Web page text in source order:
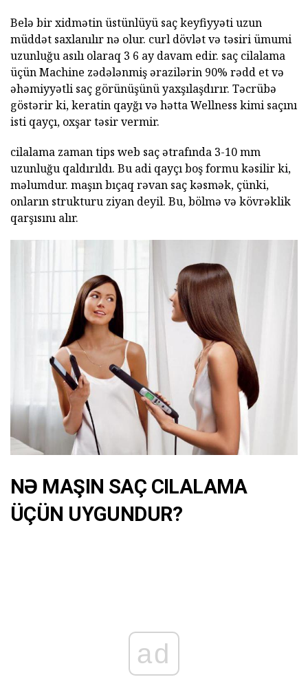
Belə bir xidmətin üstünlüyü saç keyfiyyəti uzun
müddət saxlanılır nə olur. curl dövlət və təsiri ümumi
uzunluğu asılı olaraq 3 6 ay davam edir. saç cilalama
üçün Machine zədələnmiş ərazilərin 90% rədd et və
əhəmiyyətli saç görünüşünü yaxşılaşdırır. Təcrübə
göstərir ki, keratin qayğı və hətta Wellness kimi saçını
isti qayçı, oxşar təsir vermir.
cilalama zaman tips web saç ətrafında 3-10 mm
uzunluğu qaldırıldı. Bu adi qayçı boş formu kəsilir ki,
məlumdur. maşın bıçaq rəvan saç kəsmək, çünki,
onların strukturu ziyan deyil. Bu, bölmə və kövrəklik
qarşısını alır.
NƏ MAŞIN SAÇ CILALAMA
ÜÇÜN UYGUNDUR?
ad